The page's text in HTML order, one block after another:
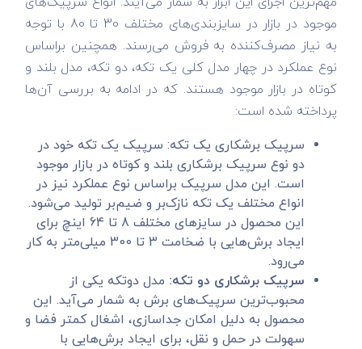
موجود در بازار در سایزبندی‌های مختلف 30 تا 80 با توجه
به نیاز مصرف‌کننده به فروش می‌رسند. همچنین براساس
نوع عملکرد در چهار مدل کلی یک تکه، دو تکه، مدل بلند و
کوتاه در بازار موجود هستند. که در ادامه به بررسی آن‌ها
پرداخته شده است:
سرپیک برشکاری یک تکه: سرپیک یک تکه خود در
دو نوع سرپیک برشکاری بلند و کوتاه در بازار موجود
است. این مدل سرپیک براساس نوع عملکرد نیز در
انواع مختلف یک تکه نازک‌بر و ضیم‌بر تولید می‌شود.
این محصول در سایزهای مختلف 8 تا 64 اینچ برای
ایجاد برش‌هایی با ضخامت 3 تا 300 میلی‌متر به کار
می‌رود.
سرپیک برشکاری دو تکه: مدل دوتکه یکی از
محبوب‌ترین سرپیک‌های برش به شمار می‌آید. این
محصول به دلیل امکان جداسازی، اشغال کمتر فضا و
سهولت در حمل و نقل، برای ایجاد برش‌هایی با